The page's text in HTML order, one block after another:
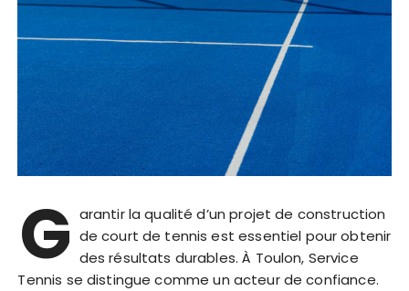
G arantir la qualité d’un projet de construction
de court de tennis est essentiel pour obtenir
des résultats durables. À Toulon, Service
Tennis se distingue comme un acteur de confiance.